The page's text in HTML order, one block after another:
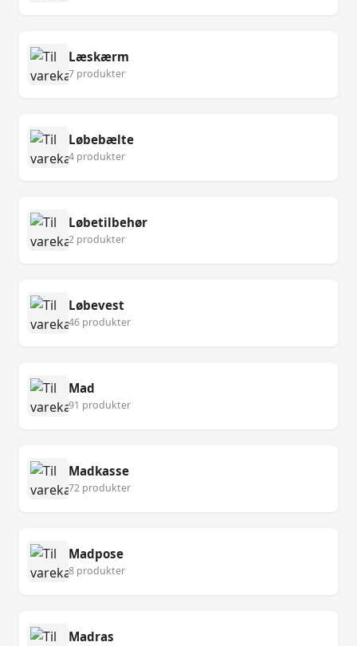
Læskærm
7 produkter
Løbebælte
4 produkter
Løbetilbehør
2 produkter
Løbevest
46 produkter
Mad
91 produkter
Madkasse
72 produkter
Madpose
8 produkter
Madras